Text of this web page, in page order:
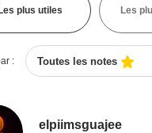
Les plus utiles Les
: Toutes les notes
elpiimsguajee